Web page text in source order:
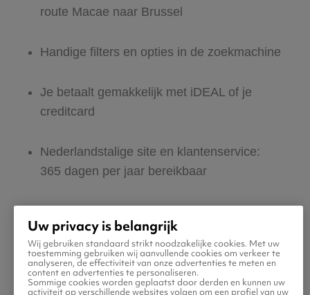
route Macae naar Brussel
Handige filters en opties in de zoekmachine
Je betaalt gemakkelijk met iDEAL of je
creditcard
Nederlandstalige site en klantenservice:
365 dagen per jaar bereikbaar
Boek ook direct een hotel of huurauto voor
in Brussel
Uw privacy is belangrijk
Wij gebruiken standaard strikt noodzakelijke cookies. Met uw
toestemming gebruiken wij aanvullende cookies om verkeer te
analyseren, de effectiviteit van onze advertenties te meten en
content en advertenties te personaliseren.
Sommige cookies worden geplaatst door derden en kunnen uw
activiteit op verschillende websites volgen om een profiel van uw